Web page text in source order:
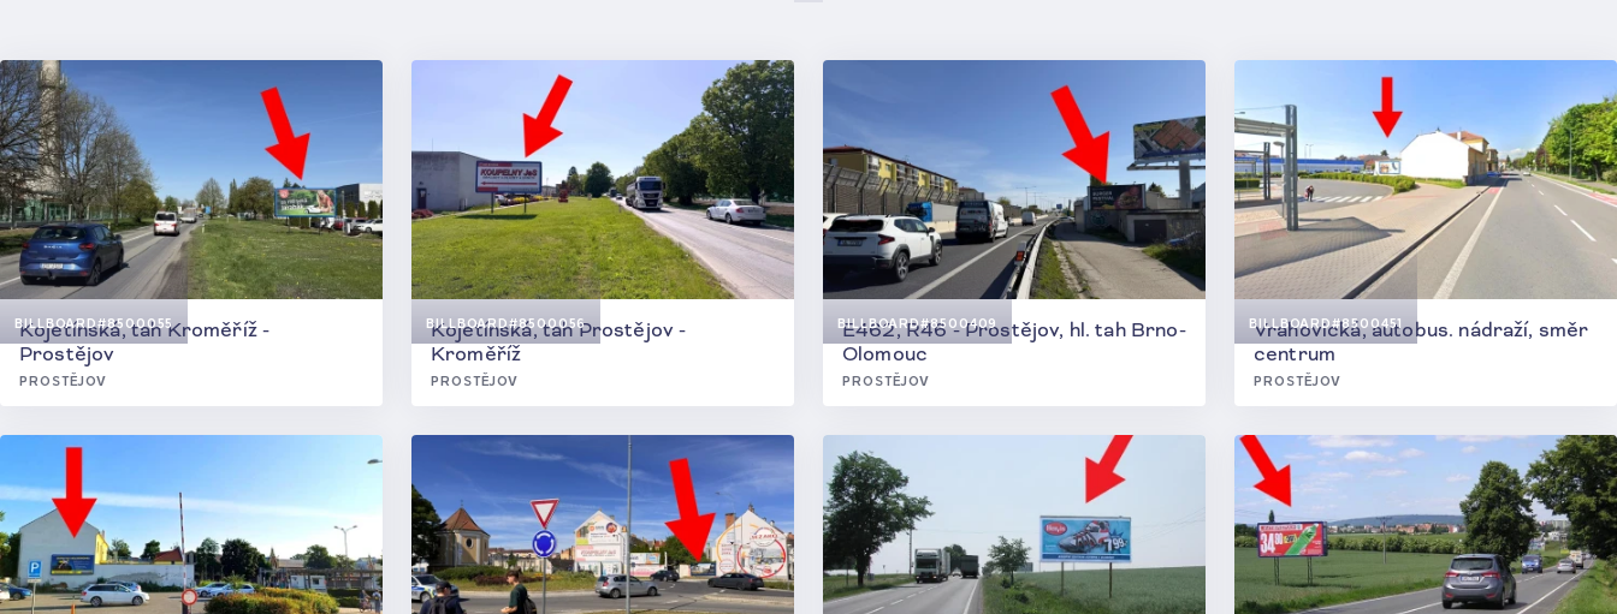
BILLBOARD#8500055
Kojetínská, tah Kroměříž -
Prostějov
PROSTĚJOV
BILLBOARD#8500056
Kojetínská, tah Prostějov -
Kroměříž
PROSTĚJOV
BILLBOARD#8500409
E462, R46 - Prostějov, hl. tah Brno-
Olomouc
PROSTĚJOV
BILLBOARD#8500451
Vrahovická, autobus. nádraží, směr
centrum
PROSTĚJOV